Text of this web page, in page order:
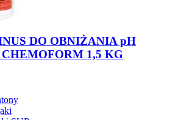
DO OBNIŻANIA pH
1,5 KG